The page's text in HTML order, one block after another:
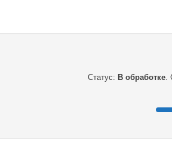
Статус: В обработке.